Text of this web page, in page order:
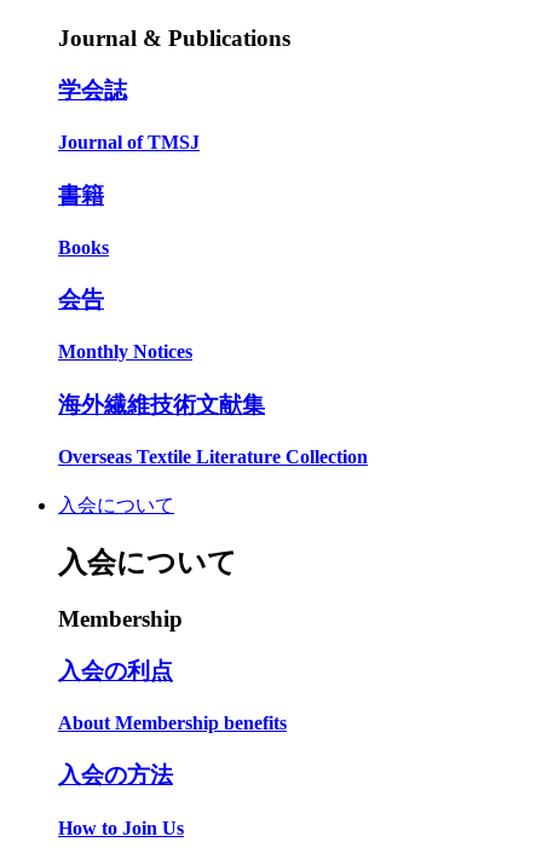
Journal & Publications
学会誌
Journal of TMSJ
書籍
Books
会告
Monthly Notices
海外繊維技術文献集
Overseas Textile Literature Collection
入会について
入会について
Membership
入会の利点
About Membership benefits
入会の方法
How to Join Us